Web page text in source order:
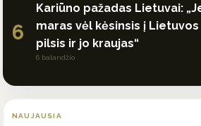
6
Kariūno pažadas Lietuvai:
maras vėl kėsinsis į
pilsis ir jo kraujas“
6 balandžio
NAUJAUSIA